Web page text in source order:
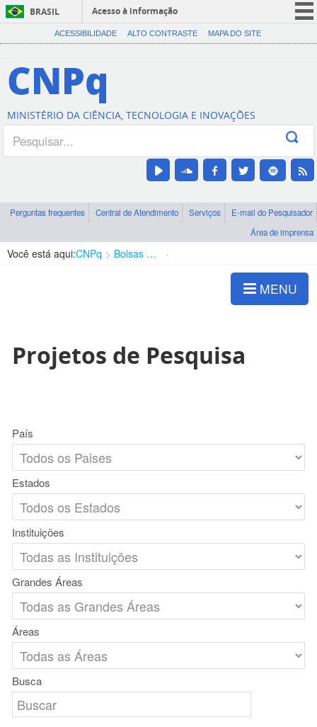
BRASIL
Acesso à informação
CORONAVÍRUS (COVID-19)
Canais
ACESSIBILIDADE ALTO CONTRASTE MAPA DO SITE
CNPq
MINISTÉRIO DA CIÊNCIA, TECNOLOGIA E INOVAÇÕES
Perguntas frequentes Central de Atendimento Serviços
E-mail do Pesquisador
Área de imprensa
Você está aqui:CNPq Bolsas e Auxílios Vigentes
MENU
Projetos de Pesquisa
País
Estados
Instituições
Grandes Áreas
Áreas
Busca